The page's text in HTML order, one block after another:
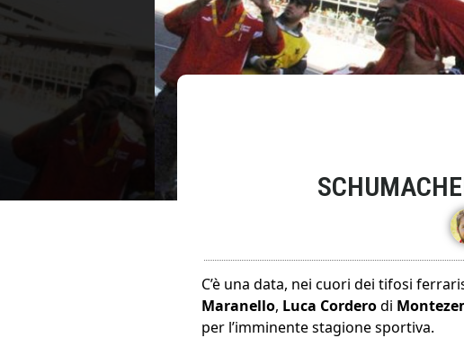
C’è una data, nei cuori dei tifosi
Maranello, Luca Corderodi
per l’imminente stagione sportiva.